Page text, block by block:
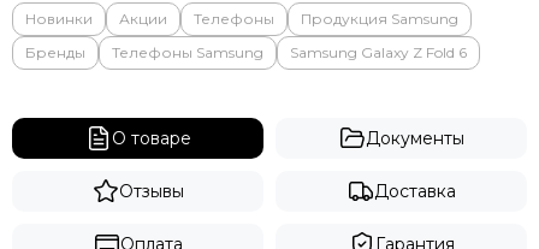
Новинки Акции Телефоны
Продукция Samsung
Бренды
Телефоны Samsung Samsung Galaxy Z Fold 6
О товаре Документы
Отзывы Доставка
Оплата Гарантия